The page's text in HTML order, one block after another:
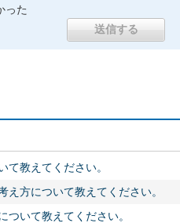
った
て教えてください。
え方について教えてください。
ついて教えてください。